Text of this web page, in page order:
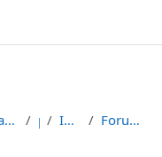
Corso di Laurea Magistrale in Informatica (LM-18) p2p Introduzione Forum Open to Students